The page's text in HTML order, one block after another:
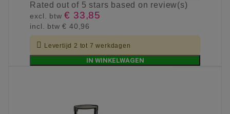
Ratedout of 5 stars based on review(s)
excl. btw€ 33,85
incl. btw€ 40,96
 Levertijd 2 tot 7 werkdagen
IN WINKELWAGEN